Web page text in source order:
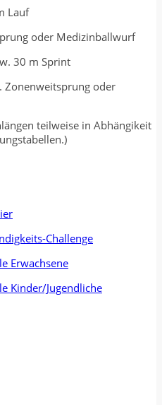
Lauf
oder Medizinballwurf
30 m Sprint
Zonenweitsprung oder
teilweise in Abhängikeit
Challenge
Erwachsene
Kinder/Jugendliche